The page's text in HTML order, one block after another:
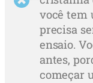
você tem
precisa
ensaio.
antes,
começar